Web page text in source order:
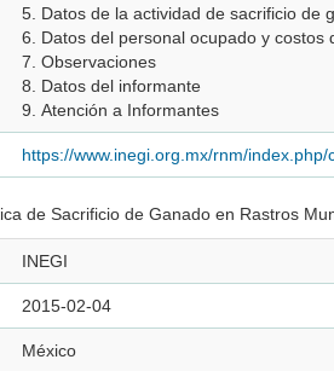
5. Datos de la actividad de sacrificio de
6. Datos del personal ocupado y costos
7. Observaciones
8. Datos del informante
9. Atención a Informantes
https://www.inegi.org.mx/rnm/
de Sacrificio de Ganado en Rastros
INEGI
2015-02-04
México